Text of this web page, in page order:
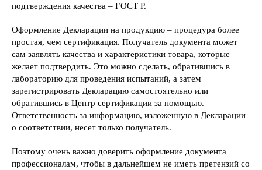
подтверждения качества – ГОСТ Р.
Оформление Декларации на продукцию – процедура более
простая, чем сертификация. Получатель документа может
сам заявлять качества и характеристики товара, которые
желает подтвердить. Это можно сделать, обратившись в
лабораторию для проведения испытаний, а затем
зарегистрировать Декларацию самостоятельно или
обратившись в Центр сертификации за помощью.
Ответственность за информацию, изложенную в Декларации
о соответствии, несет только получатель.
Поэтому очень важно доверить оформление документа
профессионалам, чтобы в дальнейшем не иметь претензий со